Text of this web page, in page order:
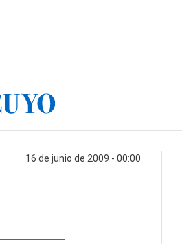
16 de junio de 2009 - 00:00